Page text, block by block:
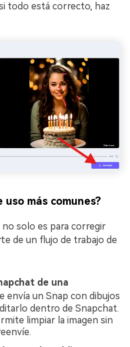
todo está correcto, haz
uso más comunes?
no solo es para corregir
de un flujo de trabajo de
de una
envía un Snap con dibujos
dentro de Snapchat.
limpiar la imagen sin